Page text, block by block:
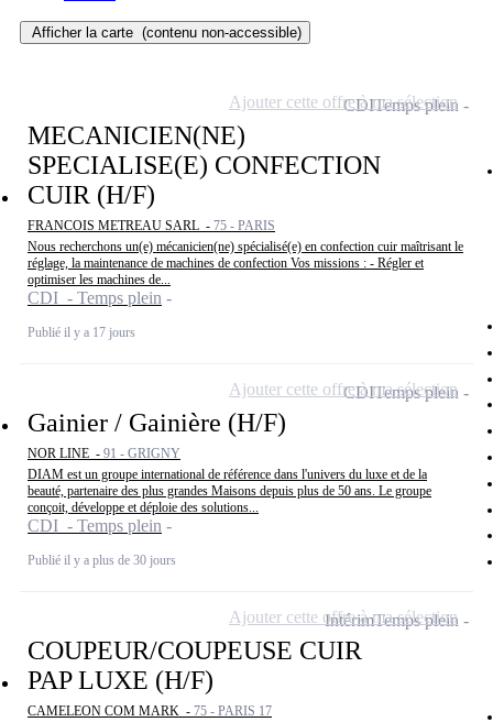
Afficher la carte (contenu non-accessible)
MECANICIEN(NE)
SPECIALISE(E) CONFECTION
CUIR (H/F)
FRANCOIS METREAU SARL - 75 - PARIS
Nous recherchons un(e) mécanicien(ne) spécialisé(e) en confection cuir maîtrisant le
réglage, la maintenance de machines de confection Vos missions : - Régler et
optimiser les machines de...
CDI - Temps plein
Publié il y a 17 jours
CDITemps plein
Ajouter cette offre à ma sélection
Gainier / Gainière (H/F)
NOR LINE - 91 - GRIGNY
DIAM est un groupe international de référence dans l'univers du luxe et de la
beauté, partenaire des plus grandes Maisons depuis plus de 50 ans. Le groupe
conçoit, développe et déploie des solutions...
CDI - Temps plein
Publié il y a plus de 30 jours
CDITemps plein
Ajouter cette offre à ma sélection
COUPEUR/COUPEUSE CUIR
PAP LUXE (H/F)
CAMELEON COM MARK - 75 - PARIS 17
IntérimTemps plein
Ajouter cette offre à ma sélection